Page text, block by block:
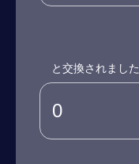
と交換されました